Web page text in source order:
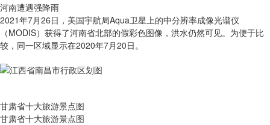
河南遭遇强降雨
2021年7月26日，美国宇航局Aqua卫星上的中分辨率成像光谱仪
（MODIS）获得了河南省北部的假彩色图像，洪水仍然可见。为便于比
较，同一区域显示在2020年7月20日。
甘肃省十大旅游景点图
甘肃省十大旅游景点图